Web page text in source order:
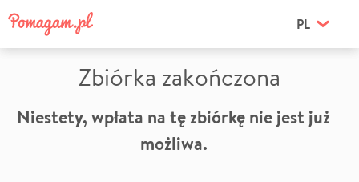
PL
Zbiórka zakończona
Niestety, wpłata na tę zbiórkę nie jest już
możliwa.